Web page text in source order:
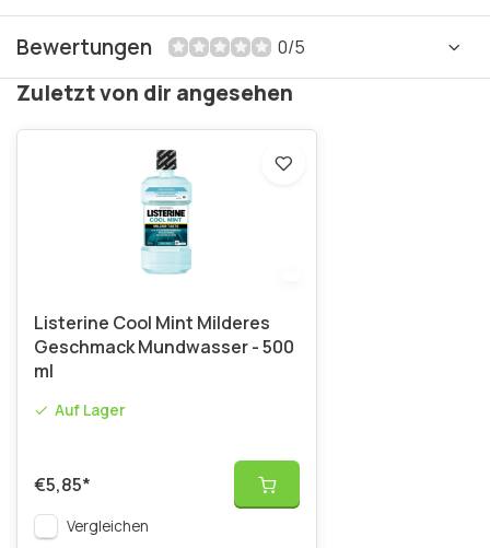
Bewertungen 0/5
Zuletzt von dir angesehen
Listerine Cool Mint Milderes
Geschmack Mundwasser - 500
ml
Auf Lager
€5,85*
Vergleichen